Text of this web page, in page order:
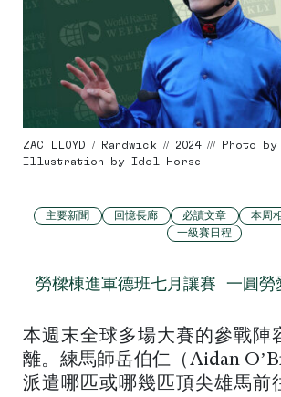
ZAC LLOYD / Randwick // 2024 /// Photo
Illustration by Idol Horse
主要新聞 回憶長廊 必讀文章 本周
一級賽日程
勞樑棟進軍德班七月讓賽 一圓勞
本週末全球多場大賽的參戰陣
離。練馬師岳伯仁（Aidan
派遣哪匹或哪幾匹頂尖雄馬前